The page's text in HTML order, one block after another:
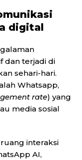
digital
dan terjadi di
sehari-hari.
Whatsapp,
rate) yang
media sosial
interaksi
AI,